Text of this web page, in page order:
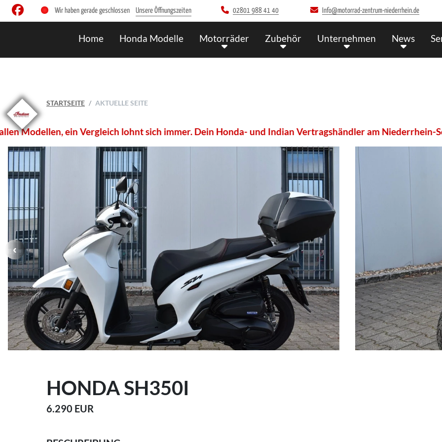
Wir haben gerade geschlossen Unsere Öffnungszeiten 02801 988 41 40 Info@motorrad-zentrum-niederrhein.de
Home Honda Modelle Motorräder Zubehör Unternehmen News
STARTSEITE AKTUELLE SEITE
Vergleich lohnt sich immer. Dein Honda- und Indian Vertragshändler am Niederrhein-Schau in
HONDA SH350I
6.290 EUR